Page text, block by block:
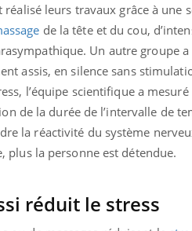
réalisé leurs travaux grâce à
de la tête et du cou,
Un autre groupe
assis, en silence sans
l’équipe scientifique a mesuré
de la durée de l’intervalle de
la réactivité du système
plus la personne est détendue.
réduit le stress